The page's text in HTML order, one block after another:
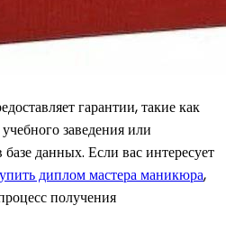
гарантии, такие как
заведения или
данных. Если вас интересует
диплом мастера маникюра,
получения